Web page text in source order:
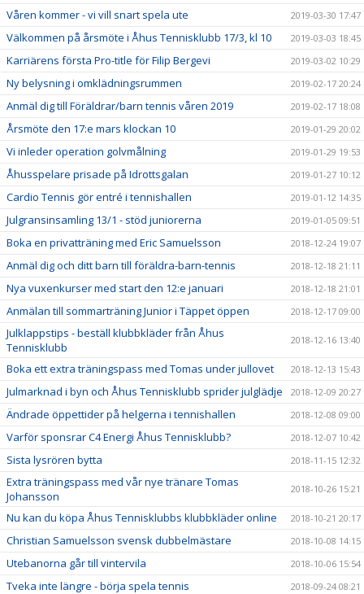
Våren kommer - vi vill snart spela ute 2019-03-30 17:47
Välkommen på årsmöte i Åhus Tennisklubb 17/3, kl 10 2019-03-03 18:45
Karriärens första Pro-title för Filip Bergevi 2019-03-02 10:29
Ny belysning i omklädningsrummen 2019-02-17 20:24
Anmäl dig till Föräldrar/barn tennis våren 2019 2019-02-17 18:08
Årsmöte den 17:e mars klockan 10 2019-01-29 20:02
Vi inleder operation golvmålning 2019-01-29 19:53
Åhusspelare prisade på Idrottsgalan 2019-01-27 10:12
Cardio Tennis gör entré i tennishallen 2019-01-12 14:35
Julgransinsamling 13/1 - stöd juniorerna 2019-01-05 09:51
Boka en privatträning med Eric Samuelsson 2018-12-24 19:07
Anmäl dig och ditt barn till föräldra-barn-tennis 2018-12-18 21:11
Nya vuxenkurser med start den 12:e januari 2018-12-18 21:01
Anmälan till sommarträning Junior i Täppet öppen 2018-12-17 09:00
Julklappstips - beställ klubbkläder från Åhus
Tennisklubb
2018-12-16 13:40
Boka ett extra träningspass med Tomas under jullovet 2018-12-13 15:43
Julmarknad i byn och Åhus Tennisklubb sprider julglädje 2018-12-09 20:27
Ändrade öppettider på helgerna i tennishallen 2018-12-08 09:00
Varför sponsrar C4 Energi Åhus Tennisklubb? 2018-12-07 10:42
Sista lysrören bytta 2018-11-15 12:32
Extra träningspass med vår nye tränare Tomas
Johansson
2018-10-26 15:21
Nu kan du köpa Åhus Tennisklubbs klubbkläder online 2018-10-21 20:17
Christian Samuelsson svensk dubbelmästare 2018-10-08 14:15
Utebanorna går till vintervila 2018-10-06 15:54
Tveka inte längre - börja spela tennis 2018-09-24 08:21